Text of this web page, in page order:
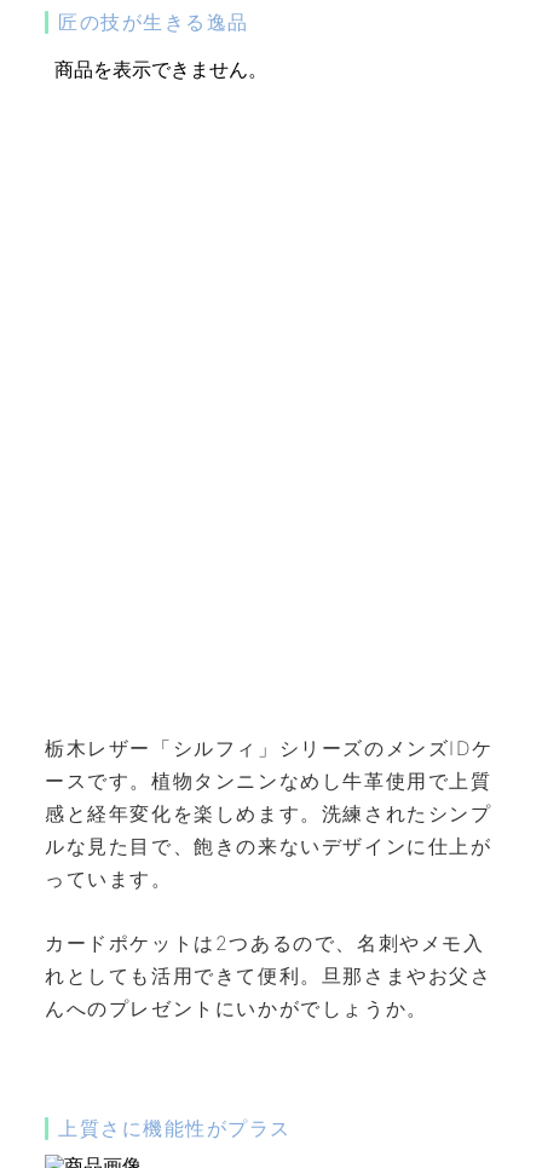
匠の技が生きる逸品
栃木レザー「シルフィ」シリーズのメンズIDケ
ースです。植物タンニンなめし牛革使用で上質
感と経年変化を楽しめます。洗練されたシンプ
ルな見た目で、飽きの来ないデザインに仕上が
っています。
カードポケットは2つあるので、名刺やメモ入
れとしても活用できて便利。旦那さまやお父さ
んへのプレゼントにいかがでしょうか。
上質さに機能性がプラス